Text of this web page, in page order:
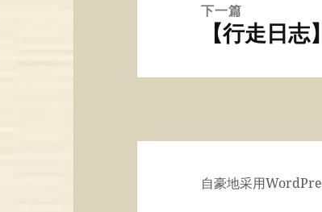
下一篇
文
【行走日
自豪地采用